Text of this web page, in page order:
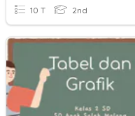
10 T 2nd